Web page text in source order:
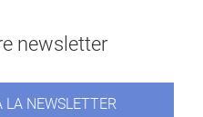
newsletter
NEWSLETTER